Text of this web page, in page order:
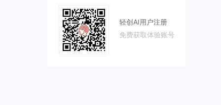
轻创AI用户注册
免费获取体验账号